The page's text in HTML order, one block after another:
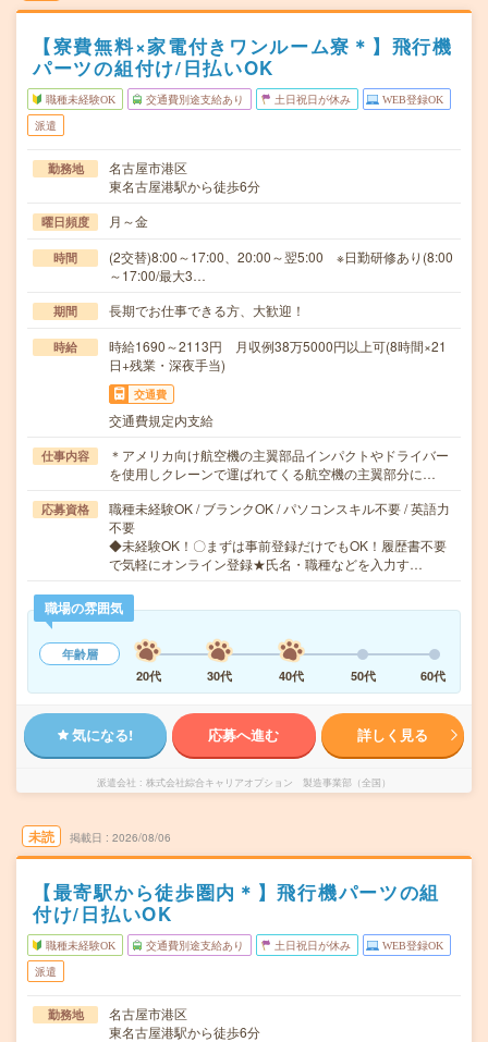
【寮費無料×家電付きワンルーム寮＊】飛行機
パーツの組付け/日払いOK
職種未経験OK 交通費別途支給あり 土日祝日が休み WEB登録OK
派遣
勤務地
名古屋市港区
東名古屋港駅から徒歩6分
曜日頻度 月～金
時間
(2交替)8:00～17:00、20:00～翌5:00 ※日勤研修あり(8:00
～17:00/最大3…
期間 長期でお仕事できる方、大歓迎！
時給
時給1690～2113円 月収例38万5000円以上可(8時間×21
日+残業・深夜手当)
交通費
交通費規定内支給
仕事内容
＊アメリカ向け航空機の主翼部品インパクトやドライバー
を使用しクレーンで運ばれてくる航空機の主翼部分に…
応募資格
職種未経験OK / ブランクOK / パソコンスキル不要 / 英語力
不要
◆未経験OK！〇まずは事前登録だけでもOK！履歴書不要
で気軽にオンライン登録★氏名・職種などを入力す…
職場の雰囲気
年齢層
20代
30代 40代 50代 60代
気になる! 応募へ進む 詳しく見る
派遣会社 株式会社綜合キャリアオプション 製造事業部（全国）
未読 掲載日 2026/08/06
【最寄駅から徒歩圏内＊】飛行機パーツの組
付け/日払いOK
職種未経験OK 交通費別途支給あり 土日祝日が休み WEB登録OK
派遣
勤務地
名古屋市港区
東名古屋港駅から徒歩6分